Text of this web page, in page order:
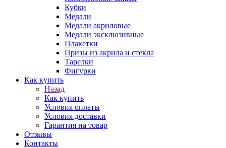
Кубки
Медали
Медали акриловые
Медали эксклюзивные
Плакетки
Призы из акрила и стекла
Тарелки
Фигурки
Как купить
Назад
Как купить
Условия оплаты
Условия доставки
Гарантия на товар
Отзывы
Контакты